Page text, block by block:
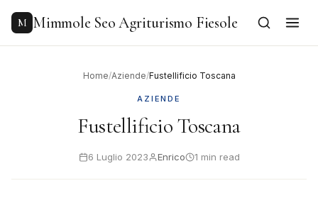
content
M Mimmole Seo Agriturismo Fiesole
Home/Aziende/Fustellificio Toscana
AZIENDE
Fustellificio Toscana
6 Luglio 2023 Enrico 1 min read